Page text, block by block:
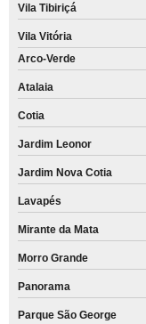
Vila Tibiriçá
Vila Vitória
Arco-Verde
Atalaia
Cotia
Jardim Leonor
Jardim Nova Cotia
Lavapés
Mirante da Mata
Morro Grande
Panorama
Parque São George